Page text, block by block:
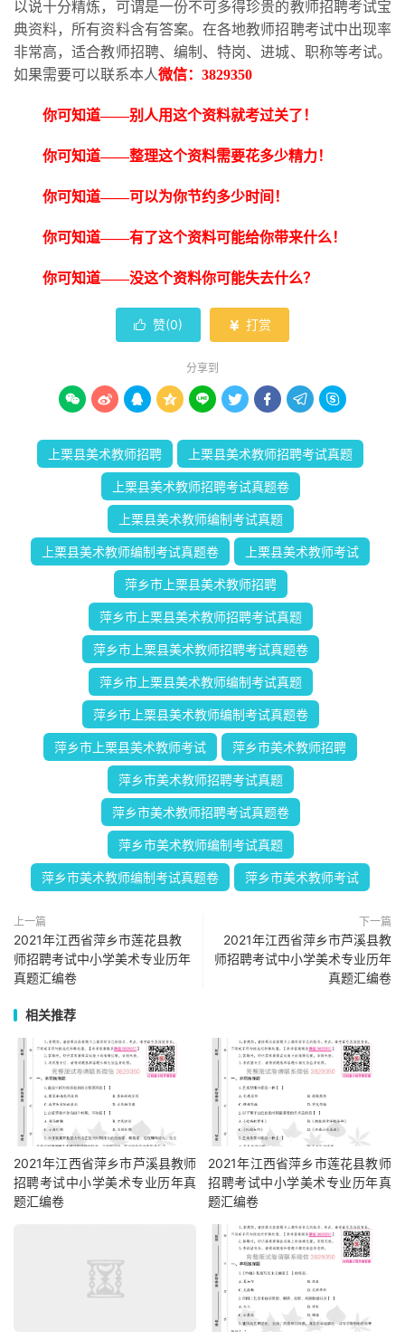
以说十分精炼，可谓是一份不可多得珍贵的教师招聘考试宝
典资料，所有资料含有答案。在各地教师招聘考试中出现率
非常高，适合教师招聘、编制、特岗、进城、职称等考试。
如果需要可以联系本人微信： 3829350
你可知道——别人用这个资料就考过关了！
你可知道——整理这个资料需要花多少精力！
你可知道——可以为你节约多少时间！
你可知道——有了这个资料可能给你带来什么！
你可知道——没这个资料你可能失去什么？
 赞(0)  打赏
分享到
        
上栗县美术教师招聘 上栗县美术教师招聘考试真题
上栗县美术教师招聘考试真题卷
上栗县美术教师编制考试真题
上栗县美术教师编制考试真题卷 上栗县美术教师考试
萍乡市上栗县美术教师招聘
萍乡市上栗县美术教师招聘考试真题
萍乡市上栗县美术教师招聘考试真题卷
萍乡市上栗县美术教师编制考试真题
萍乡市上栗县美术教师编制考试真题卷
萍乡市上栗县美术教师考试 萍乡市美术教师招聘
萍乡市美术教师招聘考试真题
萍乡市美术教师招聘考试真题卷
萍乡市美术教师编制考试真题
萍乡市美术教师编制考试真题卷 萍乡市美术教师考试
上一篇
2021年江西省萍乡市莲花县教
师招聘考试中小学美术专业历年
真题汇编卷
下一篇
2021年江西省萍乡市芦溪县教
师招聘考试中小学美术专业历年
真题汇编卷
相关推荐
2021年江西省萍乡市芦溪县教师
招聘考试中小学美术专业历年真
题汇编卷
2021年江西省萍乡市莲花县教师
招聘考试中小学美术专业历年真
题汇编卷